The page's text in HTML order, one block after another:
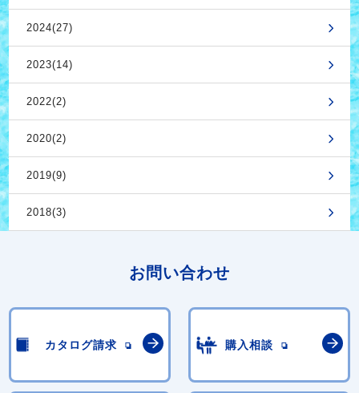
2024(27)
2023(14)
2022(2)
2020(2)
2019(9)
2018(3)
お問い合わせ
カタログ請求 購入相談